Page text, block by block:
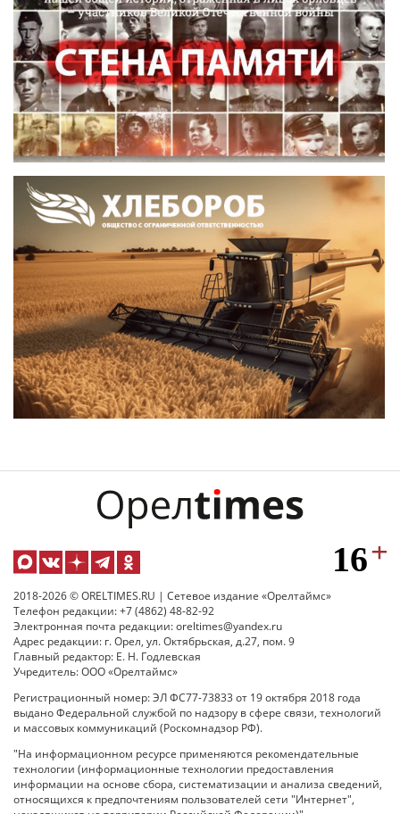
2018-2026 © ORELTIMES.RU | Сетевое издание «Орелтаймс»
Телефон редакции: +7 (4862) 48-82-92
Электронная почта редакции: oreltimes@yandex.ru
Адрес редакции: г. Орел, ул. Октябрьская, д.27, пом. 9
Главный редактор: Е. Н. Годлевская
Учредитель: ООО «Орелтаймс»
Регистрационный номер: ЭЛ ФС77-73833 от 19 октября 2018 года
выдано Федеральной службой по надзору в сфере связи, технологий
и массовых коммуникаций (Роскомнадзор РФ).
"На информационном ресурсе применяются рекомендательные
технологии (информационные технологии предоставления
информации на основе сбора, систематизации и анализа сведений,
относящихся к предпочтениям пользователей сети "Интернет",